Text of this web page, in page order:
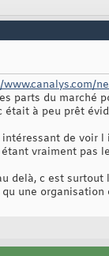
parts du marché
était à peu prêt
intéressant de voir l
étant vraiment pas
delà, c est surtout
une organisation